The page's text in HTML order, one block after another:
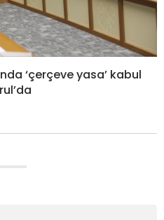
‘çerçeve yasa’ kabul